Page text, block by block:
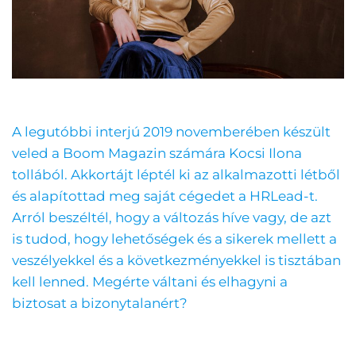
A legutóbbi interjú 2019 novemberében készült
veled a Boom Magazin számára Kocsi Ilona
tollából. Akkortájt léptél ki az alkalmazotti létből
és alapítottad meg saját cégedet a HRLead-t.
Arról beszéltél, hogy a változás híve vagy, de azt
is tudod, hogy lehetőségek és a sikerek mellett a
veszélyekkel és a következményekkel is tisztában
kell lenned. Megérte váltani és elhagyni a
biztosat a bizonytalanért?